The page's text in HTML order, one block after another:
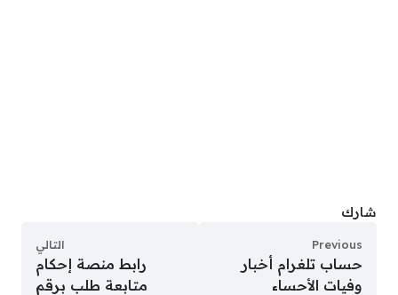
شارك
Previous
حساب تلغرام أخبار
وفيات الأحساء
التالي
رابط منصة إحكام
متابعة طلب برقم